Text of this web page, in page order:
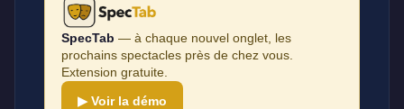
SpecTab — à chaque nouvel onglet, les
prochains spectacles près de chez vous.
Extension gratuite.
▶ Voir la démo